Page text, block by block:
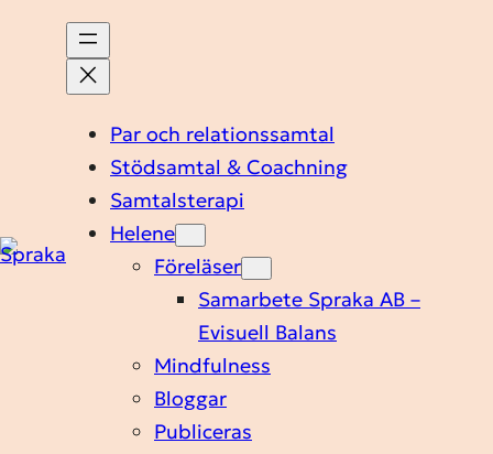
Par och relationssamtal
Stödsamtal & Coachning
Samtalsterapi
Helene
Föreläser
Samarbete Spraka AB –
Evisuell Balans
Mindfulness
Bloggar
Publiceras